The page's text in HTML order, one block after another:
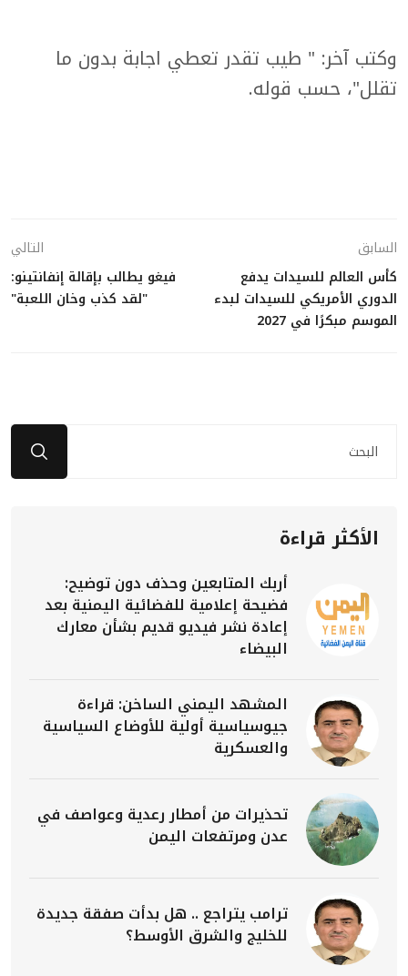
وكتب آخر: " طيب تقدر تعطي اجابة بدون ما
تقلل"، حسب قوله.
السابق
كأس العالم للسيدات يدفع
الدوري الأمريكي للسيدات لبدء
الموسم مبكرًا في 2027
التالي
فيغو يطالب بإقالة إنفانتينو:
"لقد كذب وخان اللعبة"
الأكثر قراءة
أربك المتابعين وحذف دون توضيح:
فضيحة إعلامية للفضائية اليمنية بعد
إعادة نشر فيديو قديم بشأن معارك
البيضاء
المشهد اليمني الساخن: قراءة
جيوسياسية أولية للأوضاع السياسية
والعسكرية
تحذيرات من أمطار رعدية وعواصف في
عدن ومرتفعات اليمن
ترامب يتراجع .. هل بدأت صفقة جديدة
للخليج والشرق الأوسط؟